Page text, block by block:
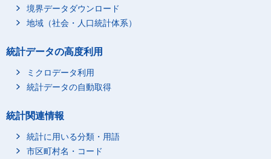
境界データダウンロード
地域（社会・人口統計体系）
統計データの高度利用
ミクロデータ利用
統計データの自動取得
統計関連情報
統計に用いる分類・用語
市区町村名・コード